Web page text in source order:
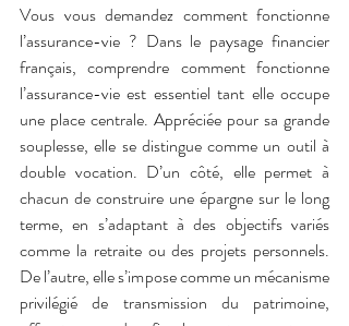
Vous vous demandez comment fonctionne
l’assurance-vie ? Dans le paysage financier
français, comprendre comment fonctionne
l’assurance-vie est essentiel tant elle occupe
une place centrale. Appréciée pour sa grande
souplesse, elle se distingue comme un outil à
double vocation. D’un côté, elle permet à
chacun de construire une épargne sur le long
terme, en s’adaptant à des objectifs variés
comme la retraite ou des projets personnels.
De l’autre, elle s’impose comme un mécanisme
privilégié de transmission du patrimoine,